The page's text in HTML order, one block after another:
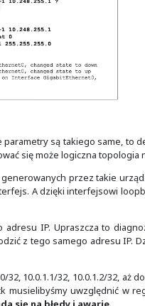
adres IP.
typowych
źródłowego dla